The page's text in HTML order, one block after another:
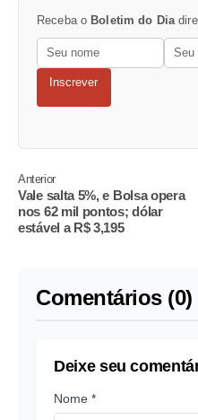
Receba o Boletim do Dia
Inscrever
Anterior
Vale salta 5%, e Bolsa opera
nos 62 mil pontos; dólar
estável a R$ 3,195
Comentários (0)
Deixe seu
Nome *